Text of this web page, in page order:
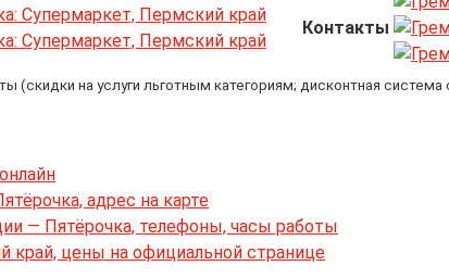
Контакты
(скидки на услуги льготным категориям; дисконтная
адрес на карте
— Пятёрочка, телефоны, часы работы
край, цены на официальной странице